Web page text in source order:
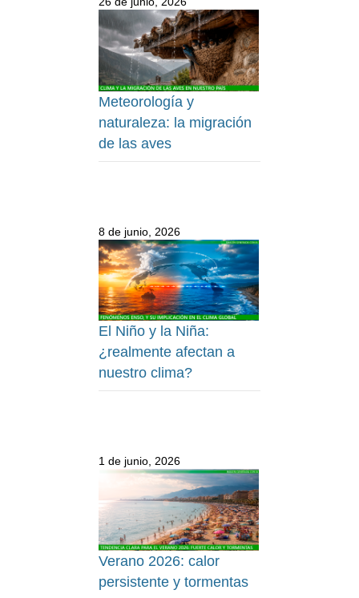
Meteorología y
naturaleza: la migración
de las aves
8 de junio, 2026
El Niño y la Niña:
¿realmente afectan a
nuestro clima?
1 de junio, 2026
Verano 2026: calor
persistente y tormentas